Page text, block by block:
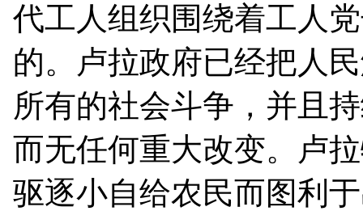
代工人组织围绕着工人
的。卢拉政府已经把人
所有的社会斗争，并且
而无任何重大改变。卢
驱逐小自给农民而图利